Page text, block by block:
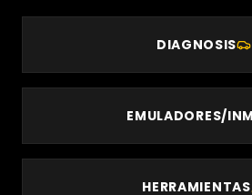
DIAGNOSIS
EMULADORES/
HERRAMIENTAS